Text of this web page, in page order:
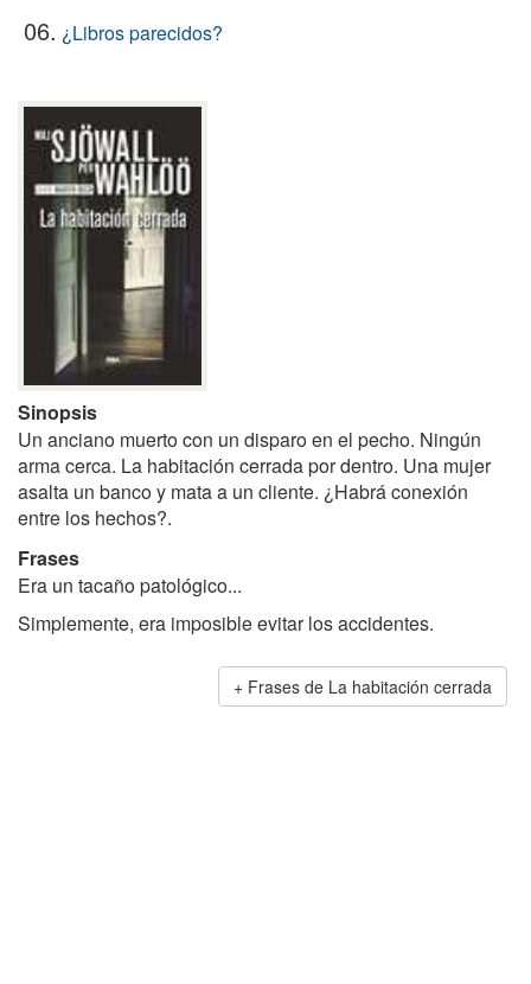
06. ¿Libros parecidos?
Sinopsis
Un anciano muerto con un disparo en el pecho. Ningún
arma cerca. La habitación cerrada por dentro. Una mujer
asalta un banco y mata a un cliente. ¿Habrá conexión
entre los hechos?.
Frases
Era un tacaño patológico...
Simplemente, era imposible evitar los accidentes.
Frases de La habitación cerrada